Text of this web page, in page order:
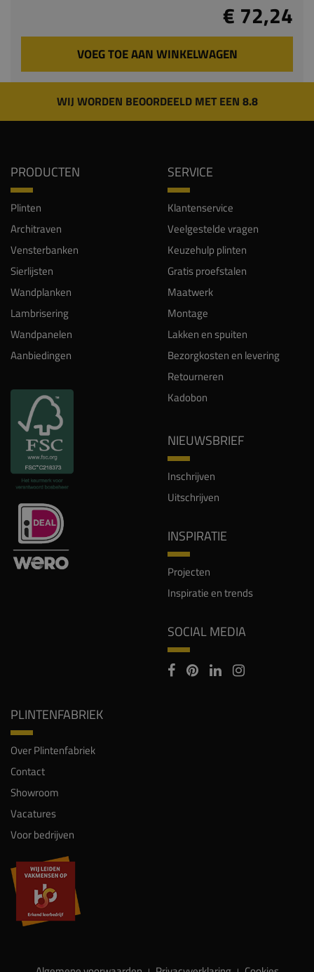
€ 72,24
VOEG TOE AAN WINKELWAGEN
WIJ WORDEN BEOORDEELD MET EEN 8.8
PRODUCTEN
Plinten
Architraven
Vensterbanken
Sierlijsten
Wandplanken
Lambrisering
Wandpanelen
Aanbiedingen
SERVICE
Klantenservice
Veelgestelde vragen
Keuzehulp plinten
Gratis proefstalen
Maatwerk
Montage
Lakken en spuiten
Bezorgkosten en levering
Retourneren
Kadobon
NIEUWSBRIEF
Inschrijven
Uitschrijven
INSPIRATIE
Projecten
Inspiratie en trends
SOCIAL MEDIA
PLINTENFABRIEK
Over Plintenfabriek
Contact
Showroom
Vacatures
Voor bedrijven